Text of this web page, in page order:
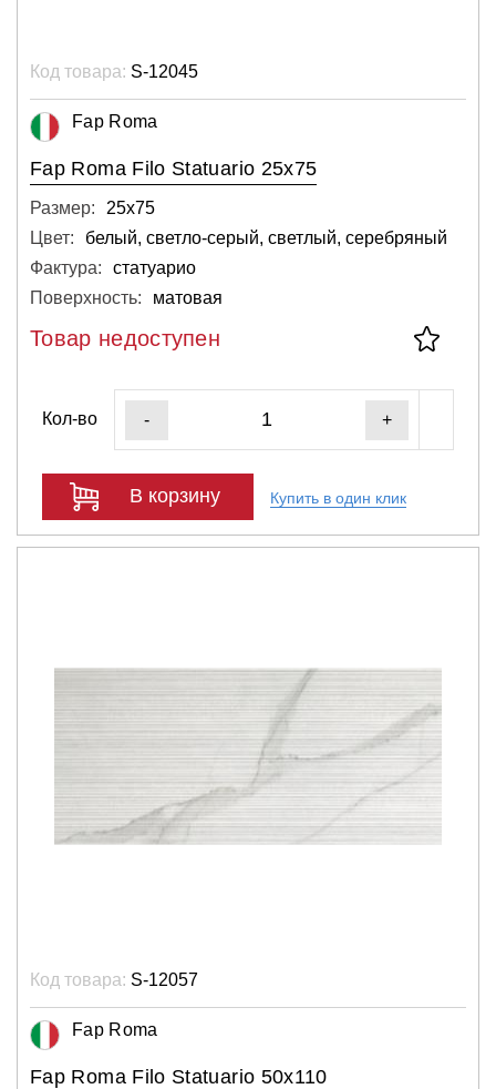
Код товара: S-12045
Fap Roma
Fap Roma Filo Statuario 25x75
Размер:
25х75
Цвет:
белый, светло-серый, светлый, серебряный
Фактура:
статуарио
Поверхность:
матовая
Товар недоступен
Кол-во - +
В корзину Купить в один клик
Код товара: S-12057
Fap Roma
Fap Roma Filo Statuario 50x110